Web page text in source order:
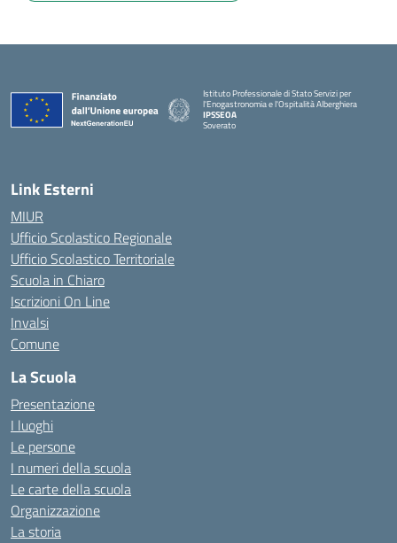
Istituto Professionale di Stato Servizi per
l'Enogastronomia e l'Ospitalità Alberghiera
IPSSEOA
Soverato
Link Esterni
MIUR
Ufficio Scolastico Regionale
Ufficio Scolastico Territoriale
Scuola in Chiaro
Iscrizioni On Line
Invalsi
Comune
La Scuola
Presentazione
I luoghi
Le persone
I numeri della scuola
Le carte della scuola
Organizzazione
La storia